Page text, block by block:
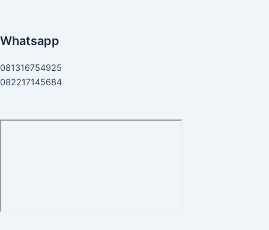
Whatsapp
081316754925
082217145684